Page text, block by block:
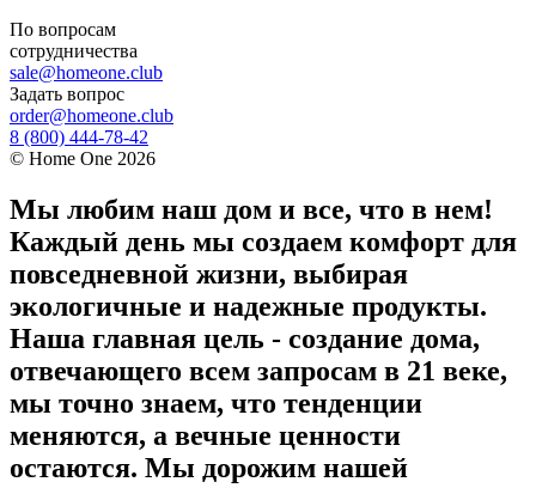
По вопросам
сотрудничества
sale@homeone.club
Задать вопрос
order@homeone.club
8 (800) 444-78-42
© Home One 2026
Мы любим наш дом и все, что в нем!
Каждый день мы создаем комфорт для
повседневной жизни, выбирая
экологичные и надежные продукты.
Наша главная цель - создание дома,
отвечающего всем запросам в 21 веке,
мы точно знаем, что тенденции
меняются, а вечные ценности
остаются. Мы дорожим нашей